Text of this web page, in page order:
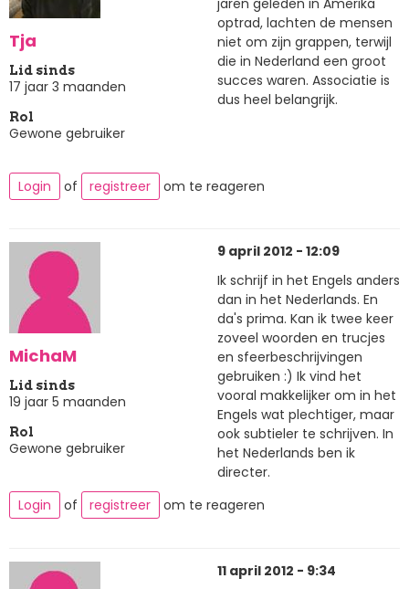
Tja
Lid sinds
17 jaar 3 maanden
Rol
Gewone gebruiker
optrad, lachten de mensen
niet om zijn grappen, terwijl
die in Nederland een groot
succes waren. Associatie is
dus heel belangrijk.
Login of registreer om te reageren
MichaM
Lid sinds
19 jaar 5 maanden
Rol
Gewone gebruiker
9 april 2012 - 12:09
Ik schrijf in het Engels anders
dan in het Nederlands. En
da's prima. Kan ik twee keer
zoveel woorden en trucjes
en sfeerbeschrijvingen
gebruiken :) Ik vind het
vooral makkelijker om in het
Engels wat plechtiger, maar
ook subtieler te schrijven. In
het Nederlands ben ik
directer.
Login
of registreer om te reageren
11 april 2012 - 9:34